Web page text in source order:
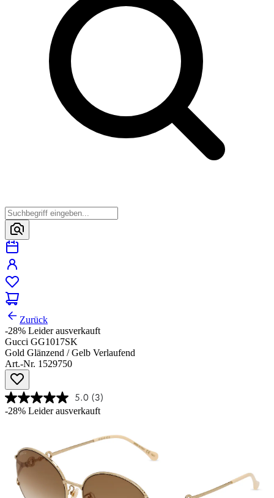
Zurück
-28% Leider ausverkauft
Gucci GG1017SK
Gold Glänzend / Gelb Verlaufend
Art.-Nr. 1529750
5.0 (3)
-28% Leider ausverkauft